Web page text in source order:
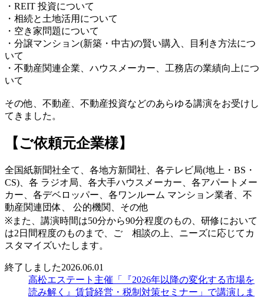
・REIT 投資について
・相続と土地活用について
・空き家問題について
・分譲マンション(新築・中古)の賢い購入、目利き方法につ
いて
・不動産関連企業、ハウスメーカー、工務店の業績向上につ
いて
その他、不動産、不動産投資などのあらゆる講演をお受けし
てきました。
【ご依頼元企業様】
全国紙新聞社全て、各地方新聞社、各テレビ局(地上・BS・
CS)、各 ラジオ局、各大手ハウスメーカー、各アパートメー
カー、各デベロッパー、各ワンルーム マンション業者、不
動産関連団体、 公的機関、その他
※また、講演時間は50分から90分程度のもの、研修において
は2日間程度のものまで、ご゙相談の上、ニーズに応じてカ
スタマイズいたします。
終了しました2026.06.01
高松エステート主催「『2026年以降の変化する市場を
読み解く』賃貸経営・税制対策セミナー」で講演しま